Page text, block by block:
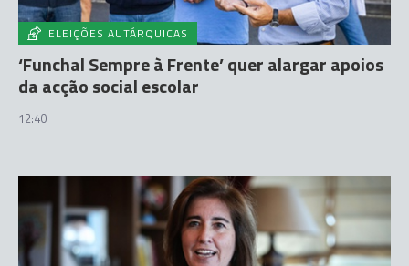
ELEIÇÕES AUTÁRQUICAS
‘Funchal Sempre à Frente’ quer alargar apoios
da acção social escolar
12:40